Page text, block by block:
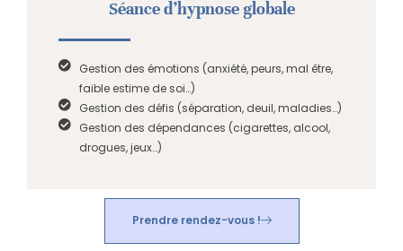
Séance d’hypnose globale
Gestion des émotions (anxiété, peurs, mal être,
faible estime de soi…)
Gestion des défis (séparation, deuil, maladies…)
Gestion des dépendances (cigarettes, alcool,
drogues, jeux…)
Prendre rendez-vous !